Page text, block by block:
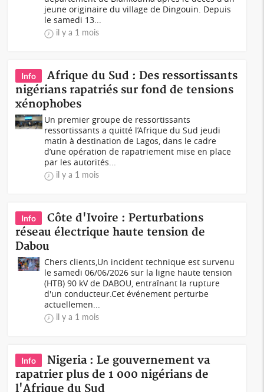
jeune originaire du village de Dingouin. Depuis
le samedi 13...
il y a 1 mois
Info
Afrique du Sud : Des ressortissants
nigérians rapatriés sur fond de tensions
xénophobes
Un premier groupe de ressortissants
ressortissants a quitté l’Afrique du Sud jeudi
matin à destination de Lagos, dans le cadre
d’une opération de rapatriement mise en place
par les autorités...
il y a 1 mois
Info
Côte d'Ivoire : Perturbations
réseau électrique haute tension de
Dabou
Chers clients,Un incident technique est survenu
le samedi 06/06/2026 sur la ligne haute tension
(HTB) 90 kV de DABOU, entraînant la rupture
d'un conducteur.Cet événement perturbe
actuellemen...
il y a 1 mois
Info
Nigeria : Le gouvernement va
rapatrier plus de 1 000 nigérians de
l'Afrique du Sud